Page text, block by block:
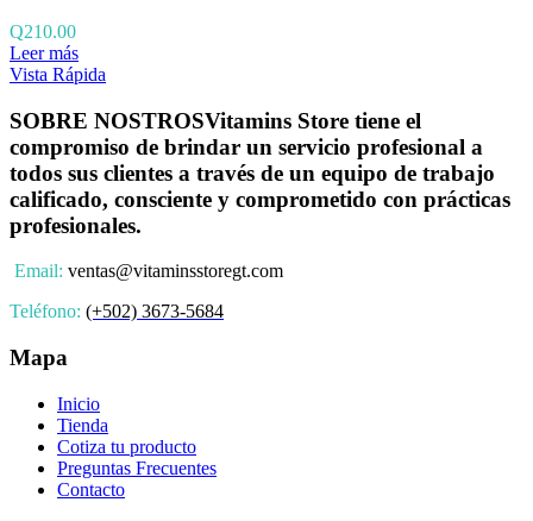
Q210.00
Leer más
Vista Rápida
SOBRE NOSTROSVitamins Store tiene el
compromiso de brindar un servicio profesional a
todos sus clientes a través de un equipo de trabajo
calificado, consciente y comprometido con prácticas
profesionales.
Email: ventas@vitaminsstoregt.com
Teléfono: (+502) 3673-5684
Mapa
Inicio
Tienda
Cotiza tu producto
Preguntas Frecuentes
Contacto